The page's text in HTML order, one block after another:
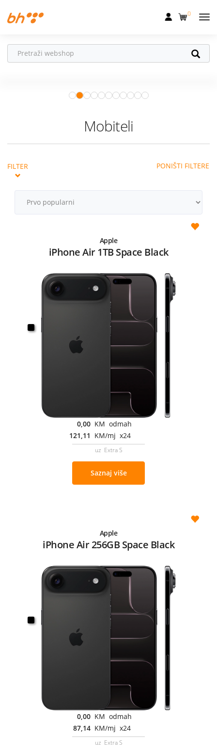
Fiksna
Akcije
Podrška
0
Ne propusti
Prood 04.08.–31.08. očekuju te
super pokloni!
Mobiteli
FILTER PONIŠTI FILTERE
Apple
iPhone Air 1TB Space Black
0,00 KM odmah
121,11 KM/mj x24
uz Extra S
Saznaj više
Apple
iPhone Air 256GB Space Black
0,00 KM odmah
87,14 KM/mj x24
uz Extra S